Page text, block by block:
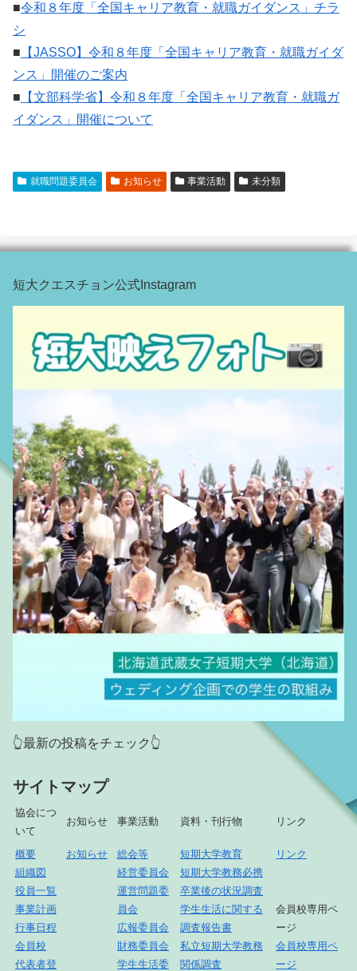
■令和８年度「全国キャリア教育・就職ガイダンス」チラ
シ
■ 【JASSO】令和８年度「全国キャリア教育・就職ガイダ
ンス」開催のご案内
■ 【文部科学省】令和８年度「全国キャリア教育・就職ガ
イダンス」開催について
就職問題委員会 お知らせ 事業活動 未分類
短大クエスチョン公式Instagram
👆最新の投稿をチェック👆
サイトマップ
協会につ
いて
お知らせ 事業活動 資料・刊行物 リンク
概要
組織図
役員一覧
事業計画
行事日程
会員校
代表者登
お知らせ
総会等
経営委員会
運営問題委
員会
広報委員会
財務委員会
学生生活委
短期大学教育
短期大学教務必携
卒業後の状況調査
学生生活に関する
調査報告書
私立短期大学教務
関係調査
リンク
会員校専用ペ
ージ
会員校専用ペ
ージ